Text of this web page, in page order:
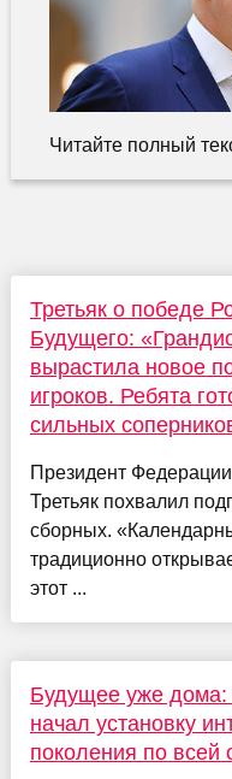
Читайте полный
Третьяк о победе
Будущего:
вырастила новое
игроков. Ребята
сильных
Президент
Третьяк похвалил
сборных.
традиционно
этот ...
Будущее уже дома:
начал установку
поколения по всей